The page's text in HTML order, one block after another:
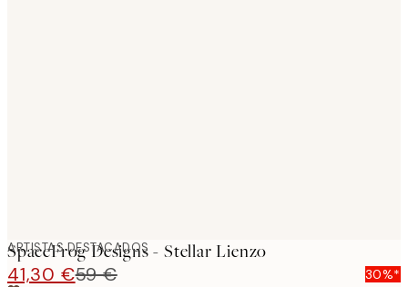
ARTISTAS DESTACADOS
SpaceFrog Designs - Stellar Lienzo
41,30 €59 € 30%*